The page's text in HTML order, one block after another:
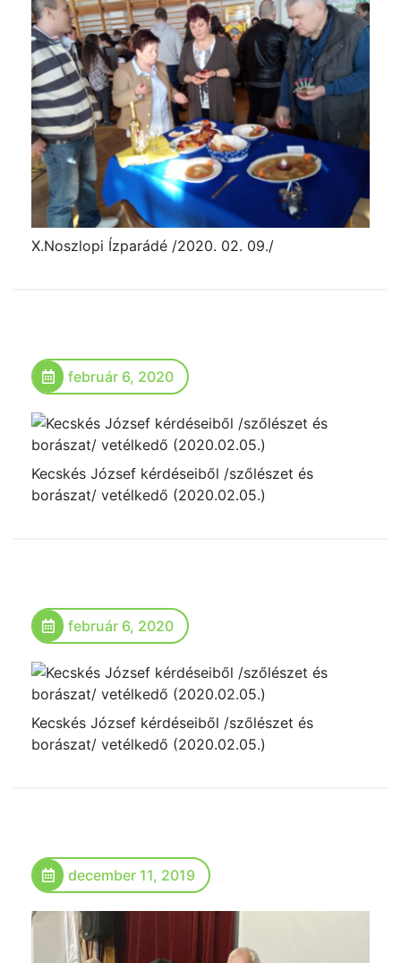
X.Noszlopi Ízparádé /2020. 02. 09./
február 6, 2020
Kecskés József kérdéseiből /szőlészet és
borászat/ vetélkedő (2020.02.05.)
február 6, 2020
Kecskés József kérdéseiből /szőlészet és
borászat/ vetélkedő (2020.02.05.)
december 11, 2019